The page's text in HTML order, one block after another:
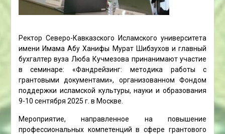
Ректор Северо-Кавказского Исламского университета
имени Имама Абу Ханифы Мурат Шибзухов и главный
бухгалтер вуза Люба Кучмезова принанимают участие
в семинаре: «Фандрейзинг: методика работы с
грантовыми документами», организованном Фондом
поддержки исламской культуры, науки и образования
9-10 сентября 2025 г. в Москве.
Мероприятие, направленное на повышение
профессиональных компетенций в сфере грантового